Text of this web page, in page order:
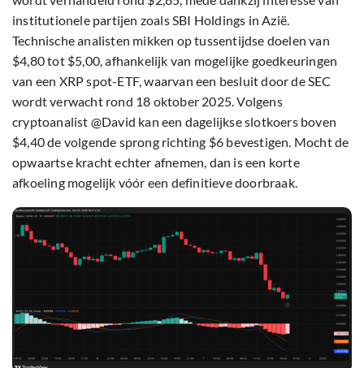
institutionele partijen zoals SBI Holdings in Azië.
Technische analisten mikken op tussentijdse doelen van
$4,80 tot $5,00, afhankelijk van mogelijke goedkeuringen
van een XRP spot-ETF, waarvan een besluit door de SEC
wordt verwacht rond 18 oktober 2025. Volgens
cryptoanalist @David kan een dagelijkse slotkoers boven
$4,40 de volgende sprong richting $6 bevestigen. Mocht de
opwaartse kracht echter afnemen, dan is een korte
afkoeling mogelijk vóór een definitieve doorbraak.